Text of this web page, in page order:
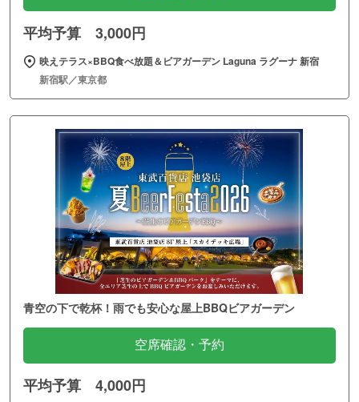
平均予算 3,000円
映えテラス×BBQ食べ放題＆ビアガーデン Laguna ラグーナ 新宿
新宿駅／東京都
青空の下で乾杯！雨でも安心な屋上BBQビアガーデン
空席確認・予約
平均予算 4,000円